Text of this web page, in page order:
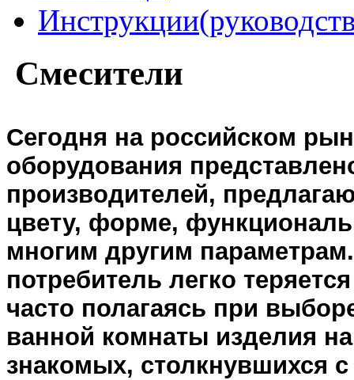
Смесители
Сегодня на российском
оборудования
производителей,
цвету, форме,
многим другим
потребитель легко
часто полагаясь при
ванной комнаты изделия
знакомых, столкнувшихся